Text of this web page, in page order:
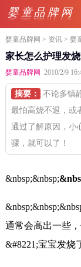
婴童品牌网
婴童品牌网 > 资讯> 婴
家长怎么护理发
婴童品牌网 2010/2/9
摘要：
不论多镇
最怕高烧不退，或
通过了解原因，小
骤，就可以了！
&nbsp;&nbsp;
通常会高出一些
&#8221;宝宝发烧